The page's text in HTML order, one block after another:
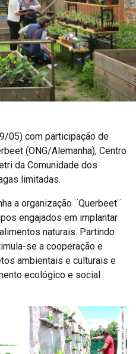
05) com participação de
(ONG/Alemanha), Centro
da Comunidade dos
limitadas.
a organização ¨Querbeet¨
engajados em implantar
naturais. Partindo
se a cooperação e
ambientais e culturais e
ecológico e social